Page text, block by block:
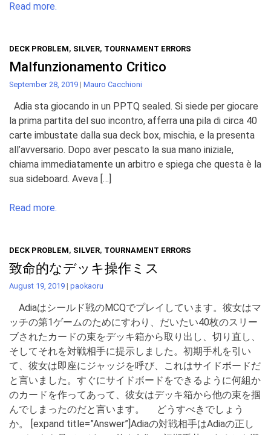
Read more.
DECK PROBLEM, SILVER, TOURNAMENT ERRORS
Malfunzionamento Critico
September 28, 2019 | Mauro Cacchioni
Adia sta giocando in un PPTQ sealed. Si siede per giocare
la prima partita del suo incontro, afferra una pila di circa 40
carte imbustate dalla sua deck box, mischia, e la presenta
all’avversario. Dopo aver pescato la sua mano iniziale,
chiama immediatamente un arbitro e spiega che questa è la
sua sideboard. Aveva […]
Read more.
DECK PROBLEM, SILVER, TOURNAMENT ERRORS
致命的なデッキ操作ミス
August 19, 2019 | paokaoru
Adiaはシールド戦のMCQでプレイしています。彼女はマ
ッチの第1ゲームのためにすわり、だいたい40枚のスリー
ブされたカードの束をデッキ箱から取り出し、切り直し、
そしてそれを対戦相手に提示しました。初期手札を引い
て、彼女は即座にジャッジを呼び、これはサイドボードだ
と言いました。すぐにサイドボードをできるように何組か
のカードを作ってあって、彼女はデッキ箱から他の束を掴
んでしまったのだと言います。 どうすべきでしょう
か。 [expand title=”Answer”]Adiaの対戦相手はAdiaの正し